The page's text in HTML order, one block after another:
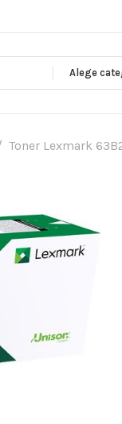
Alege
Toner Lexmark